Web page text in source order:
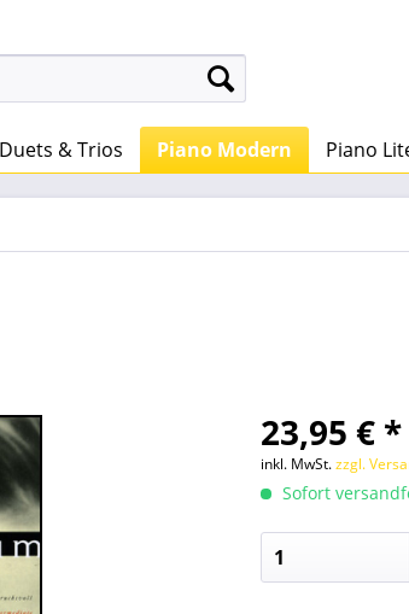
& Trios Piano Modern Piano
23,95 € *
inkl. MwSt.zzgl.
Sofort